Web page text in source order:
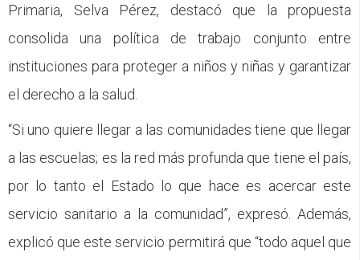
Primaria, Selva Pérez, destacó que la propuesta
consolida una política de trabajo conjunto entre
instituciones para proteger a niños y niñas y garantizar
el derecho a la salud.
“Si uno quiere llegar a las comunidades tiene que llegar
a las escuelas; es la red más profunda que tiene el país,
por lo tanto el Estado lo que hace es acercar este
servicio sanitario a la comunidad”, expresó. Además,
explicó que este servicio permitirá que “todo aquel que